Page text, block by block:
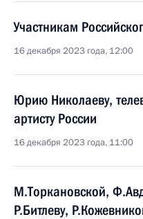
Участникам
16 декабря 2023 года, 12:00
Юрию Николаеву,
артисту России
16 декабря 2023 года, 11:00
М.Торкановской,
Р.Битлеву,